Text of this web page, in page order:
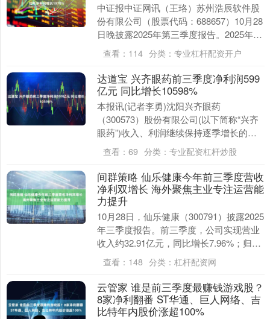
中证报中证网讯（王珞）苏州浩辰软件股
份有限公司（股票代码：688657）10月28
日晚披露2025年第三季度报告。2025年1
—9月，公司实现营业收入2.30亿....
查看： 114 分类： 专业杠杆配资开户
达道宝 兴齐眼药前三季度净利润599
亿元 同比增长10598%
本报讯(记者李勇)沈阳兴齐眼药
（300573）股份有限公司(以下简称“兴齐
眼药”)收入、利润继续保持逐季增长的快
速发展态势。据兴齐眼药10月28日晚间披
露的20....
查看： 69 分类： 专业配资杠杆炒股
间群策略 仙乐健康今年前三季度营收
净利双增长 海外聚焦主业专注运营能
力提升
10月28日，仙乐健康（300791）披露2025
年三季度报告。前三季度，公司实现营业
收入约32.91亿元，同比增长7.96%；归母
净利润约2.60亿元，同比增....
查看： 148 分类： 杠杆配资网
云管家 谁是前三季度最赚钱游戏股？
8家净利翻番 ST华通、巨人网络、吉
比特年内股价涨超100%